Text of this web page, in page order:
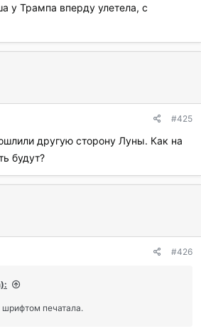
у Трампа вперду улетела, с
#425
другую сторону Луны. Как на
будут?
#426
печатала.